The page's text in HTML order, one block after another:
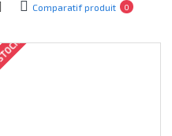
Comparatif produit 0